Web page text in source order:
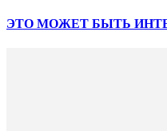
ЭТО МОЖЕТ БЫТЬ